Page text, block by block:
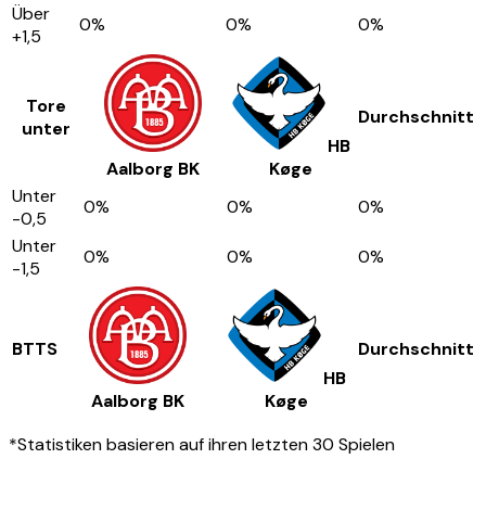
Über
+1,5
0% 0% 0%
Tore
unter
Aalborg BK
HB
Køge
Durchschnitt
Unter
-0,5
0% 0% 0%
Unter
-1,5
0% 0% 0%
BTTS
Aalborg BK
HB
Køge
Durchschnitt
*Statistiken basieren auf ihren letzten 30 Spielen